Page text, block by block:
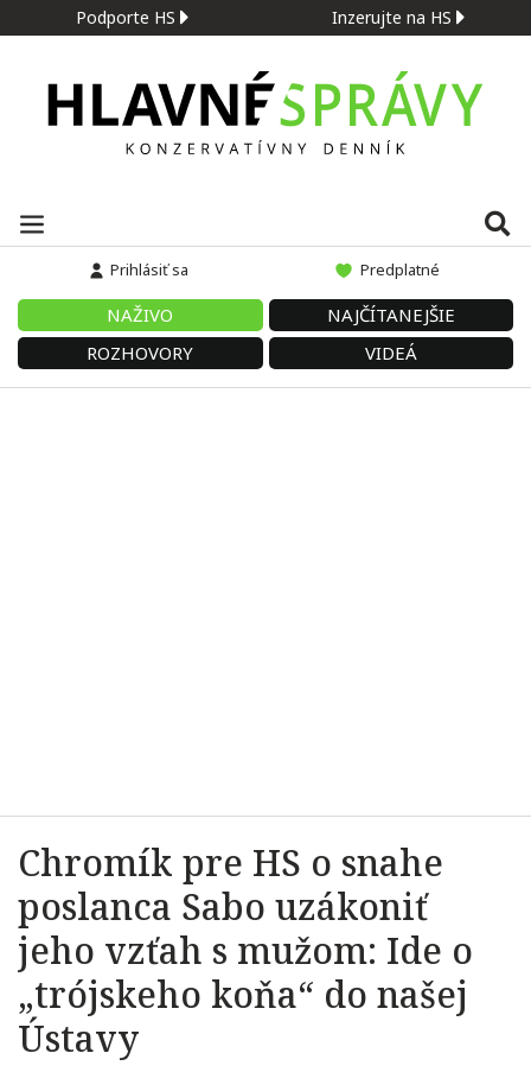
Podporte HS Inzerujte na HS
Prihlásiť sa Predplatné
NAŽIVO
NAJČÍTANEJŠIE
ROZHOVORY
VIDEÁ
Chromík pre HS o snahe
poslanca Sabo uzákoniť
jeho vzťah s mužom: Ide o
„trójskeho koňa“ do našej
Ústavy